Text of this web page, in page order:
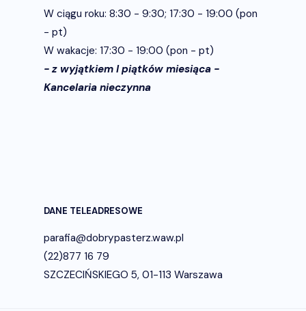
W ciągu roku: 8:30 - 9:30; 17:30 - 19:00 (pon
- pt)
W wakacje: 17:30 - 19:00 (pon - pt)
- z wyjątkiem I piątków miesiąca -
Kancelaria nieczynna
DANE TELEADRESOWE
parafia@dobrypasterz.waw.pl
(22)877 16 79
SZCZECIŃSKIEGO 5, 01-113 Warszawa